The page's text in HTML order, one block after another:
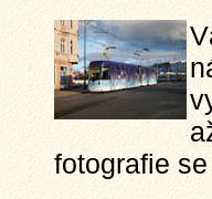
fotografie